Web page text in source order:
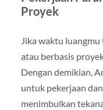
Proyek
Jika waktu
atau berbasis
Dengan demikian,
untuk pekerjaan
menimbulkan